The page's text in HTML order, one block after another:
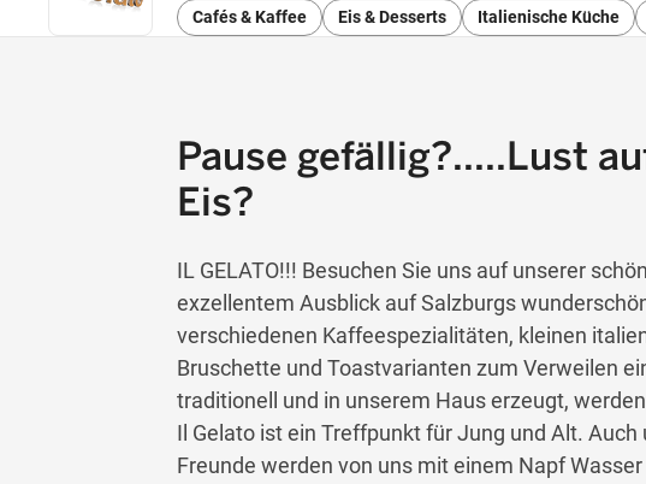
Cafés & Kaffee Eis & Desserts Italienische Küche
Pause gefällig?.....Lust
Eis?
IL GELATO!!! Besuchen Sie uns auf unserer
exzellentem Ausblick auf Salzburgs
verschiedenen Kaffeespezialitäten, kleinen
Bruschette und Toastvarianten zum Verweilen
traditionell und in unserem Haus erzeugt,
Il Gelato ist ein Treffpunkt für Jung und Alt.
Freunde werden von uns mit einem Napf